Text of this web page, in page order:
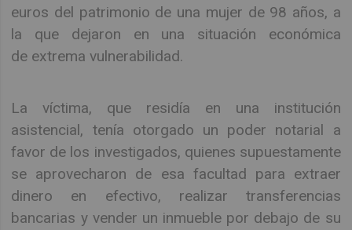
euros del patrimonio de una mujer de 98 años, a
la que dejaron en una situación económica
de extrema vulnerabilidad.
La víctima, que residía en una institución
asistencial, tenía otorgado un poder notarial a
favor de los investigados, quienes supuestamente
se aprovecharon de esa facultad para extraer
dinero en efectivo, realizar transferencias
bancarias y vender un inmueble por debajo de su